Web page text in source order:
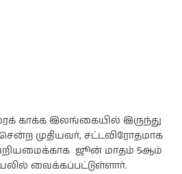
காக்க இலங்கையில் இருந்து
சென்ற முதியவர், சட்டவிரோதமாக
ஜூன் மாதம் 5ஆம்
வைக்கப்பட்டுள்ளார்.